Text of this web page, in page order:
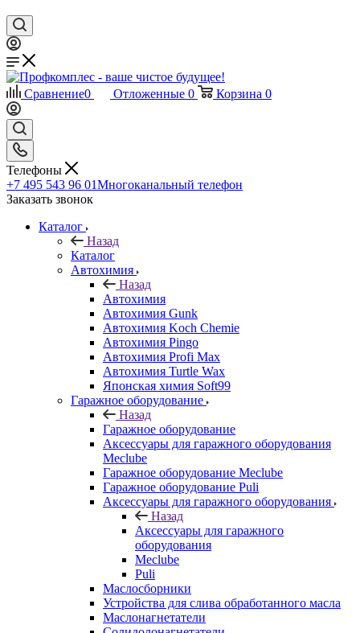
Сравнение0 Отложенные 0 Корзина 0
Телефоны
+7 495 543 96 01Многоканальный телефон
Заказать звонок
Каталог
Назад
Каталог
Автохимия
Назад
Автохимия
Автохимия Gunk
Автохимия Koch Chemie
Автохимия Pingo
Автохимия Profi Max
Автохимия Turtle Wax
Японская химия Soft99
Гаражное оборудование
Назад
Гаражное оборудование
Аксессуары для гаражного оборудования
Meclube
Гаражное оборудование Meclube
Гаражное оборудование Puli
Аксессуары для гаражного оборудования
Назад
Аксессуары для гаражного
оборудования
Meclube
Puli
Маслосборники
Устройства для слива обработанного масла
Маслонагнетатели